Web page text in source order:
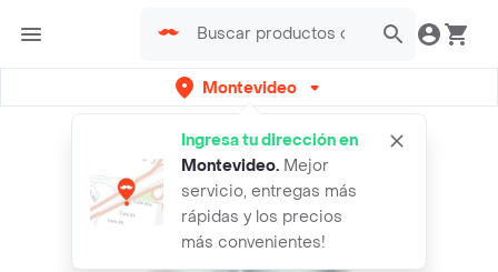
Montevideo
Ingresa tu dirección en
Montevideo. Mejor
servicio, entregas más
rápidas y los precios
más convenientes!